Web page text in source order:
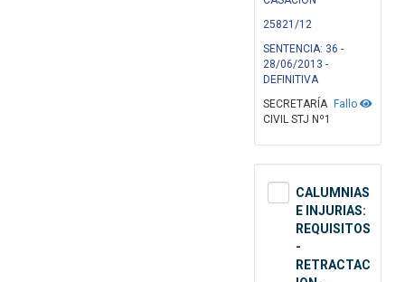
25821/12
SENTENCIA: 36 -
28/06/2013 -
DEFINITIVA
Fallo
SECRETARÍA
CIVIL STJ Nº1
CALUMNIAS
E INJURIAS:
REQUISITOS
-
RETRACTAC